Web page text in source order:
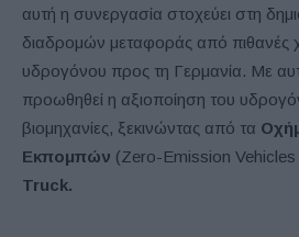
αυτή η συνεργασία στοχεύει στη
διαδρομών μεταφοράς από
υδρογόνου προς τη Γερμανία. Με
προωθηθεί η αξιοποίηση του
βιομηχανίες, ξεκινώντας από τα
Εκπομπών (Zero-Emission Vehicles
Truck.